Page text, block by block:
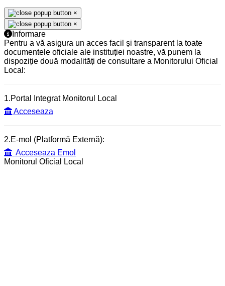
×
×
Informare
Pentru a vă asigura un acces facil și transparent la toate
documentele oficiale ale instituției noastre, vă punem la
dispoziție două modalități de consultare a Monitorului Oficial
Local:
1.Portal Integrat Monitorul Local
Acceseaza
2.E-mol (Platformă Externă):
Acceseaza Emol
Monitorul Oficial Local